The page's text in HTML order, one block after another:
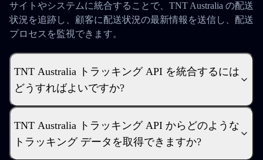
サイトやシステムに統合することで、TNT Australia の配送
状況を追跡し、顧客に配送状況の最新情報を送信し、配送
プロセスを監視できます。
TNT Australia トラッキング API を統合するには
どうすればよいですか?
TNT Australia トラッキング API からどのような
トラッキング データを取得できますか?